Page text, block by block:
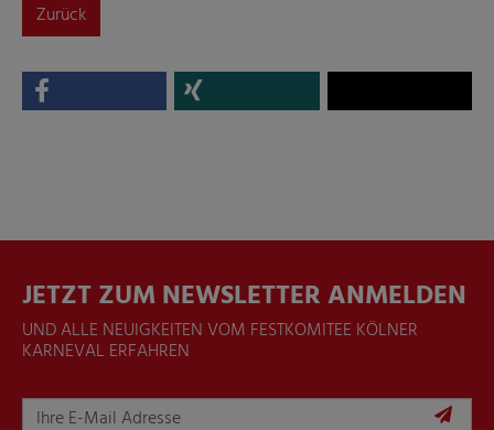
Zurück
JETZT ZUM NEWSLETTER ANMELDEN
UND ALLE NEUIGKEITEN VOM FESTKOMITEE KÖLNER
KARNEVAL ERFAHREN